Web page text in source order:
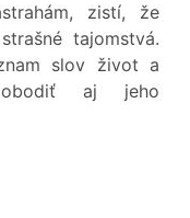
zistí, že
tajomstvá.
slov život a
aj jeho